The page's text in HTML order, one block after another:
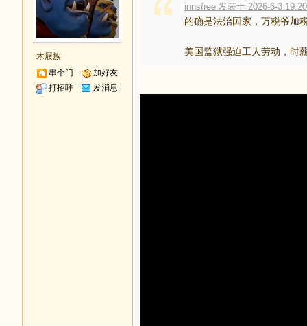
木屐族
串个门
加好友
打招呼
发消息
innsfree 发表于 2026-6-3 19:20
的确是法治国家，万税爷加
美国监狱强迫工人劳动，时